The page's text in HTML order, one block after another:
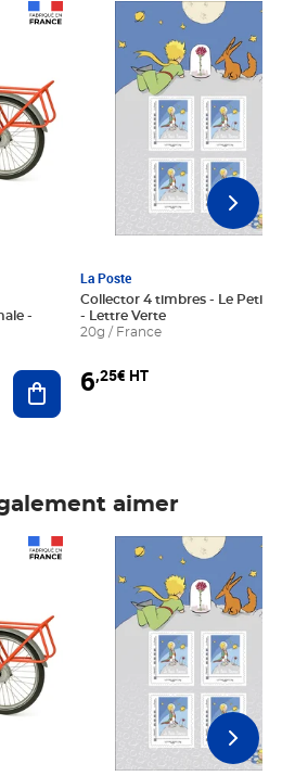
Ajouter au panier
La Poste
Collector 4 timbres - Le Petit
- Lettre Verte
20g / France
6,25€ HT
Prix 6,25€ HT
aimer
Prix 6,25€ HT